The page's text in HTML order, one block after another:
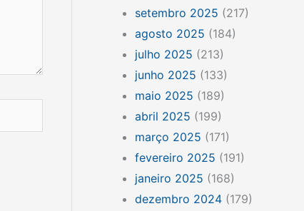
setembro 2025 (217)
agosto 2025 (184)
julho 2025 (213)
junho 2025 (133)
maio 2025 (189)
abril 2025 (199)
março 2025 (171)
fevereiro 2025 (191)
janeiro 2025 (168)
dezembro 2024 (179)